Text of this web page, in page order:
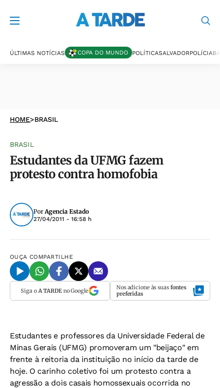
ÚLTIMAS NOTÍCIAS COPA DO MUNDO POLÍTICASALVADORPOLÍCIA
HOME>BRASIL
BRASIL
Estudantes da UFMG fazem
protesto contra homofobia
PorAgencia Estado
27/04/2011 - 16:58 h
OUÇA COMPARTILHE
Siga o A TARDEno Google Nos adicione às suas fontes
preferidas
Estudantes e professores da Universidade Federal de
Minas Gerais (UFMG) promoveram um "beijaço" em
frente à reitoria da instituição no início da tarde de
hoje. O carinho coletivo foi um protesto contra a
agressão a dois casais homossexuais ocorrida no